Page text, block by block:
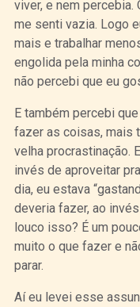
viver, e nem percebia.
me senti vazia. Logo
mais e trabalhar
engolida pela minha
não percebi que eu
E também percebi
fazer as coisas, mais
velha procrastinação.
invés de aproveitar
dia, eu estava
deveria fazer, ao
louco isso? É um
muito o que fazer e
parar.
Aí eu levei esse